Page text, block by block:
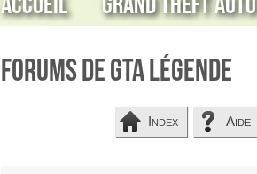
Forums de GTA Légende
Index Aide